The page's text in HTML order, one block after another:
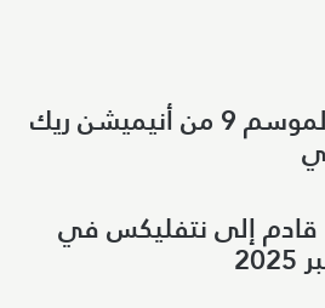
تريلر الموسم 9 من أنيميشن ريك
إلى نتفليكس في